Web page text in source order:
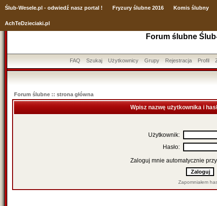
Ślub-Wesele.pl - odwiedź nasz portal ! Fryzury ślubne 2016 Komis ślubny
AchTeDzieciaki.pl
Forum ślubne
FAQ Szukaj Użytkownicy Grupy Rejestracja Profil
Forum ślubne :: strona główna
Wpisz nazwę użytkownika i
Użytkownik:
Hasło:
Zaloguj mnie automatycznie
Zapomniałem